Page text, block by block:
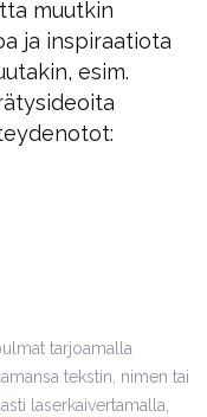
muutkin
ja inspiraatiota
esim.
tarjoamalla
tekstin, nimen tai
laserkaivertamalla,